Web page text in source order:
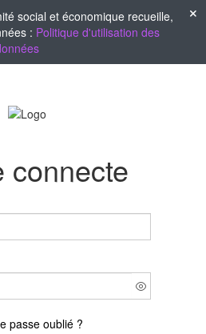
social et économique recueille,
: Politique d'utilisation des
connecte
passe oublié ?